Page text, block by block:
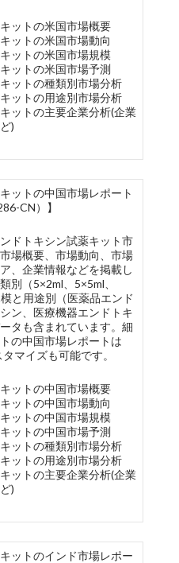
ットの米国市場概要
ットの米国市場動向
ットの米国市場規模
ットの米国市場予測
ットの種類別市場分析
ットの用途別市場分析
ットの主要企業分析(企業
)
ットの中国市場レポート
CN）】
ドトキシン試薬キット市
場概要、市場動向、市場
、企業情報などを掲載し
別（5×2ml、5×5ml、
と用途別（医薬品エンド
ン、医療機器エンドトキ
タも含まれています。細
の中国市場レポートは
マイズも可能です。
ットの中国市場概要
ットの中国市場動向
ットの中国市場規模
ットの中国市場予測
ットの種類別市場分析
ットの用途別市場分析
ットの主要企業分析(企業
)
ットのインド市場レポー